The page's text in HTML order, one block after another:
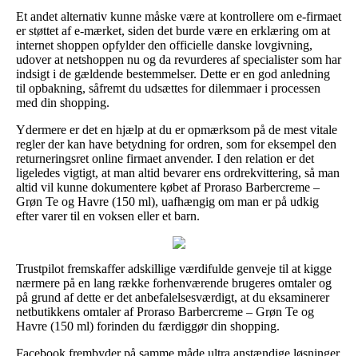
Et andet alternativ kunne måske være at kontrollere om e-firmaet
er støttet af e-mærket, siden det burde være en erklæring om at
internet shoppen opfylder den officielle danske lovgivning,
udover at netshoppen nu og da revurderes af specialister som har
indsigt i de gældende bestemmelser. Dette er en god anledning
til opbakning, såfremt du udsættes for dilemmaer i processen
med din shopping.
Ydermere er det en hjælp at du er opmærksom på de mest vitale
regler der kan have betydning for ordren, som for eksempel den
returneringsret online firmaet anvender. I den relation er det
ligeledes vigtigt, at man altid bevarer ens ordrekvittering, så man
altid vil kunne dokumentere købet af Proraso Barbercreme –
Grøn Te og Havre (150 ml), uafhængig om man er på udkig
efter varer til en voksen eller et barn.
Trustpilot fremskaffer adskillige værdifulde genveje til at kigge
nærmere på en lang række forhenværende brugeres omtaler og
på grund af dette er det anbefalelsesværdigt, at du eksaminerer
netbutikkens omtaler af Proraso Barbercreme – Grøn Te og
Havre (150 ml) forinden du færdiggør din shopping.
Facebook frembyder på samme måde ultra anstændige løsninger